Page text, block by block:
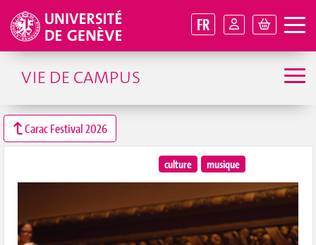
FR
VIE DE CAMPUS
Carac Festival 2026
culture musique